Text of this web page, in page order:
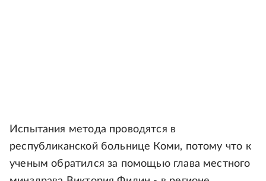
Испытания метода проводятся в
республиканской больнице Коми, потому что к
ученым обратился за помощью глава местного